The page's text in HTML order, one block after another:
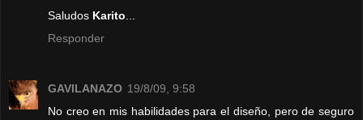
Saludos Karito...
Responder
GAVILANAZO 19/8/09, 9:58
No creo en mis habilidades para el diseño, pero de seguro